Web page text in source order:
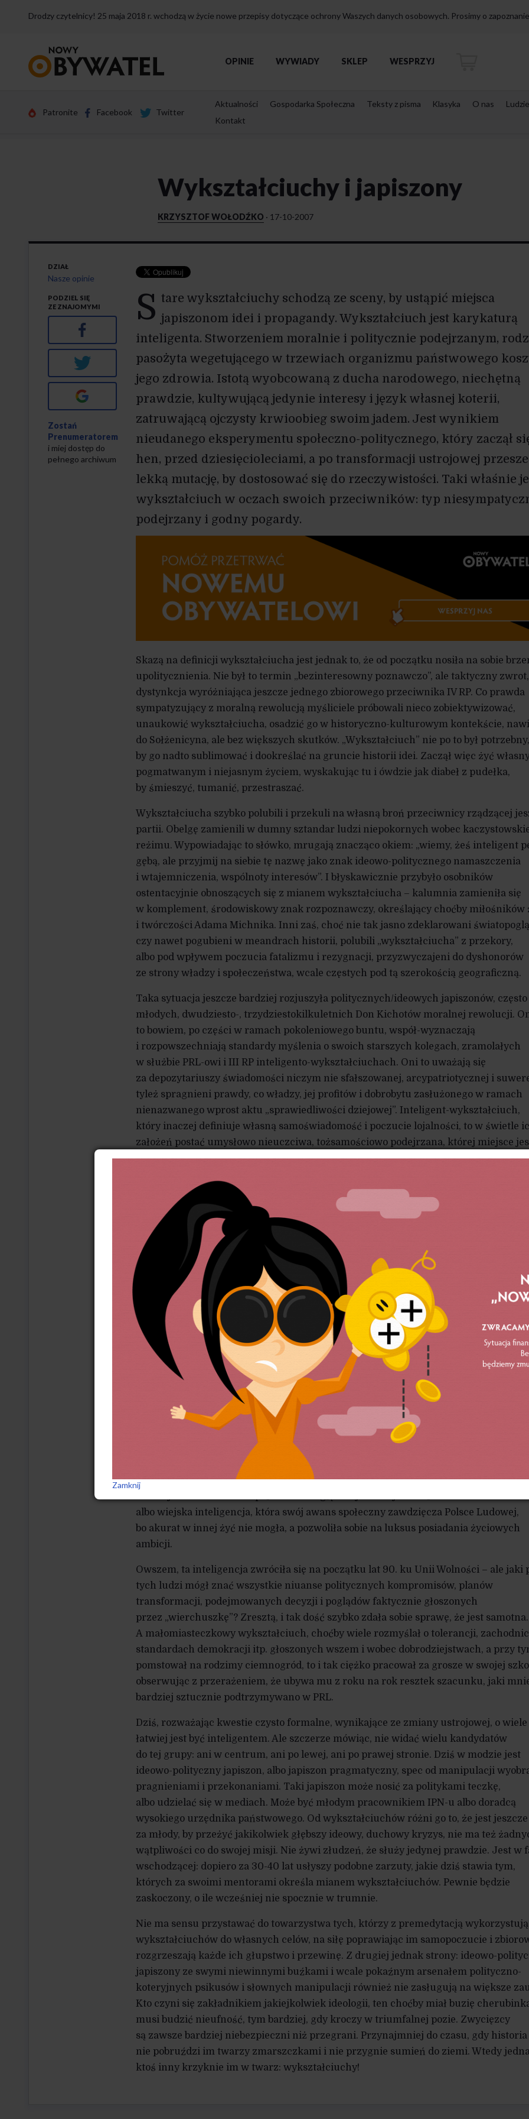
Drodzy czytelnicy! 25 maja 2018 r. wchodzą w życie nowe przepisy dotyczące ochrony Waszych danych osobowych. Prosimy o
strony
OPINIE WYWIADY SKLEP WESPRZYJ
Patronite Facebook Twitter
Aktualności Gospodarka Społeczna Teksty z pisma Klasyka O nas
Ludzie
Kontakt
Wykształciuchy i japiszony
KRZYSZTOF WOŁODŹKO · 17-10-2007
S tare wykształciuchy schodzą ze sceny, by ustąpić miejsca
japiszonom idei i propagandy. Wykształciuch jest karykaturą
inteligenta. Stworzeniem moralnie i politycznie podejrzanym,
pasożyta wegetującego w trzewiach organizmu państwowego
jego zdrowia. Istotą wyobcowaną z ducha narodowego, niechętną
prawdzie, kultywującą jedynie interesy i język własnej koterii,
zatruwającą ojczysty krwioobieg swoim jadem. Jest wynikiem
nieudanego eksperymentu społeczno-politycznego, który zaczął
hen, przed dziesięcioleciami, a po transformacji ustrojowej
lekką mutację, by dostosować się do rzeczywistości. Taki właśnie
wykształciuch w oczach swoich przeciwników: typ
podejrzany i godny pogardy.
Skazą na definicji wykształciucha jest jednak to, że od początku nosiła na sobie
upolitycznienia. Nie był to termin „bezinteresowny poznawczo”, ale taktyczny zwrot,
dystynkcja wyróżniająca jeszcze jednego zbiorowego przeciwnika IV RP. Co prawda
sympatyzujący z moralną rewolucją myśliciele próbowali nieco zobiektywizować,
unaukowić wykształciucha, osadzić go w historyczno-kulturowym kontekście,
do Sołżenicyna, ale bez większych skutków. „Wykształciuch” nie po to był potrzebny,
by go nadto sublimować i dookreślać na gruncie historii idei. Zaczął więc żyć
pogmatwanym i niejasnym życiem, wyskakując tu i ówdzie jak diabeł z pudełka,
by śmieszyć, tumanić, przestraszać.
Wykształciucha szybko polubili i przekuli na własną broń przeciwnicy rządzącej
partii. Obelgę zamienili w dumny sztandar ludzi niepokornych wobec
reżimu. Wypowiadając to słówko, mrugają znacząco okiem: „wiemy, żeś inteligent
gębą, ale przyjmij na siebie tę nazwę jako znak ideowo-politycznego namaszczenia
i wtajemniczenia, wspólnoty interesów”. I błyskawicznie przybyło osobników
ostentacyjnie obnoszących się z mianem wykształciucha – kalumnia zamieniła się
w komplement, środowiskowy znak rozpoznawczy, określający choćby miłośników
i twórczości Adama Michnika. Inni zaś, choć nie tak jasno zdeklarowani
czy nawet pogubieni w meandrach historii, polubili „wykształciucha” z przekory,
albo pod wpływem poczucia fatalizmu i rezygnacji, przyzwyczajeni do dyshonorów
ze strony władzy i społeczeństwa, wcale częstych pod tą szerokością geograficzną.
Taka sytuacja jeszcze bardziej rozjuszyła politycznych/ideowych japiszonów, często
młodych, dwudziesto-, trzydziestokilkuletnich Don Kichotów moralnej rewolucji.
to bowiem, po części w ramach pokoleniowego buntu, współ-wyznaczają
i rozpowszechniają standardy myślenia o swoich starszych kolegach, zramolałych
w służbie PRL-owi i III RP inteligento-wykształciuchach. Oni to uważają się
za depozytariuszy świadomości niczym nie sfałszowanej, arcypatriotycznej i
tyleż spragnieni prawdy, co władzy, jej profitów i dobrobytu zasłużonego w ramach
nienazwanego wprost aktu „sprawiedliwości dziejowej”. Inteligent-wykształciuch,
który inaczej definiuje własną samoświadomość i poczucie lojalności, to w świetle
założeń postać umysłowo nieuczciwa, tożsamościowo podejrzana, której miejsce
na śmietniku historii.
I gdzie tu prawda? Między bezkrytycznym samouwielbieniem i apoteozą
a jego całkowitym potępieniem leży szerokie pole dla interpretacji. Przede wszystkim
problem polega na tym, że krytycy wykształciuchów, definiując ich jako sieroty po
Ludowej albo współpracowników i współuczestników elit zawłaszczających III RP,
nie zauważają, że byli/są oni (o ile nie należeli do wąskiej grupy pierwszoplanowych
beneficjentów transformacji) takimi samymi ofiarami przemian ustrojowych, jak tzw.
zwykli ludzie, za którymi chętnie wstawiają się obecni prominenci. Nie widzą także,
iż środowiska inteligenckie, wychowywane/edukowane jeszcze w PRL-u, przy całej
złożoności swoich biografii i różnorodności życiowych wyborów nie były w swej
demiurgami, ale zakładnikami historii, z całym brzemieniem obiektywnie
uwarunkowań i możliwości.
Dziś polityczne japiszony, wzajem sobie potakując, ciesząc się poparciem i protekcją
swoich starszych kolegów, nie ponoszą żadnej odpowiedzialności za ponoszone
i nie muszą obawiać się niczego z tego, co ongiś było udziałem wykształciuchów.
im jest łaska późnego urodzenia i korzystając z tego przywileju wyciągają swoje
małoduszne wnioski wobec wykształciucha jako podmiotu zbiorowego. Nie budzi ich
współczucia ta rzesza rodaków, częstokroć oszukiwana w nie mniejszym stopniu,
„zwykli ludzie”, poddawana manipulacjom i praniu mózgu, ratująca się – często
bezwiednie – przed duchowym, tożsamościowym kryzysem w grupach wzajemnej
albo wiejska inteligencja, która swój awans społeczny zawdzięcza Polsce Ludowej,
bo akurat w innej żyć nie mogła, a pozwoliła sobie na luksus posiadania życiowych
ambicji.
Owszem, ta inteligencja zwróciła się na początku lat 90. ku Unii Wolności – ale jaki
tych ludzi mógł znać wszystkie niuanse politycznych kompromisów, planów
transformacji, podejmowanych decyzji i poglądów faktycznie głoszonych
przez „wierchuszkę”? Zresztą, i tak dość szybko zdała sobie sprawę, że jest samotna.
A małomiasteczkowy wykształciuch, choćby wiele rozmyślał o tolerancji,
standardach demokracji itp. głoszonych wszem i wobec dobrodziejstwach, a przy
pomstował na rodzimy ciemnogród, to i tak ciężko pracował za grosze w swojej
obserwując z przerażeniem, że ubywa mu z roku na rok resztek szacunku, jaki
bardziej sztucznie podtrzymywano w PRL.
Dziś, rozważając kwestie czysto formalne, wynikające ze zmiany ustrojowej, o wiele
łatwiej jest być inteligentem. Ale szczerze mówiąc, nie widać wielu kandydatów
do tej grupy: ani w centrum, ani po lewej, ani po prawej stronie. Dziś w modzie jest
ideowo-polityczny japiszon, albo japiszon pragmatyczny, spec od manipulacji
pragnieniami i przekonaniami. Taki japiszon może nosić za politykami teczkę,
albo udzielać się w mediach. Może być młodym pracownikiem IPN-u albo doradcą
wysokiego urzędnika państwowego. Od wykształciuchów różni go to, że jest jeszcze
za młody, by przeżyć jakikolwiek głębszy ideowy, duchowy kryzys, nie ma też
wątpliwości co do swojej misji. Nie żywi złudzeń, że służy jedynej prawdzie. Jest w
wschodzącej: dopiero za 30-40 lat usłyszy podobne zarzuty, jakie dziś stawia tym,
których za swoimi mentorami określa mianem wykształciuchów. Pewnie będzie
zaskoczony, o ile wcześniej nie spocznie w trumnie.
Nie ma sensu przystawać do towarzystwa tych, którzy z premedytacją wykorzystują
wykształciuchów do własnych celów, na siłę poprawiając im samopoczucie i
rozgrzeszają każde ich głupstwo i przewinę. Z drugiej jednak strony: ideowo-
japiszony ze swymi niewinnymi buźkami i wcale pokaźnym arsenałem polityczno-
koteryjnych psikusów i słownych manipulacji również nie zasługują na większe
Kto czyni się zakładnikiem jakiejkolwiek ideologii, ten choćby miał buzię
musi budzić nieufność, tym bardziej, gdy kroczy w triumfalnej pozie. Zwycięzcy
są zawsze bardziej niebezpieczni niż przegrani. Przynajmniej do czasu, gdy historia
nie pobruździ im twarzy zmarszczkami i nie przygnie sumień do ziemi. Wtedy
ktoś inny krzyknie im w twarz: wykształciuchy!
DZIAŁ
Nasze opinie
PODZIEL SIĘ
ZE ZNAJOMYMI
Facebook
Twitter
Zostań
Prenumeratorem
i miej dostęp do
pełnego archiwum
Zamknij